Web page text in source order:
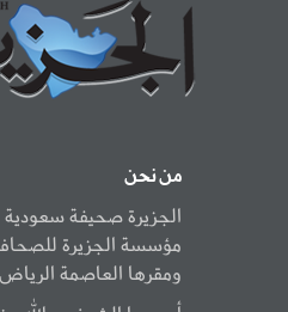
من نحن
الجزيرة صحيفة
مؤسسة الجزيرة
ومقرها العاصمة